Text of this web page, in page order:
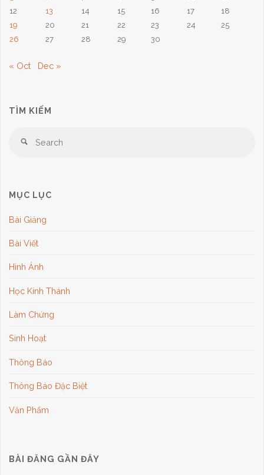
12
13 14 15 16 17
18
19
20 21 22 23 24
25
26
27 28 29 30
« Oct Dec »
TÌM KIẾM
Search
MỤC LỤC
Bài Giảng
Bài Viết
Hình Ảnh
Học Kinh Thánh
Làm Chứng
Sinh Hoạt
Thông Báo
Thông Báo Đặc Biệt
Văn Phẩm
BÀI ĐĂNG GẦN ĐÂY